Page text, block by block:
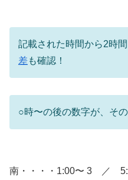
記載された時間から2時間
差も確認！
○時〜の後の数字が、そ
南・・・・1:00〜 3 ／